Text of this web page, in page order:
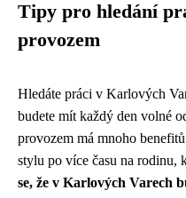
Tipy pro hledání
provozem
Hledáte práci v Karlových
budete mít každý den volné
provozem má mnoho
stylu po více času na rodinu,
se, že v Karlových Varech